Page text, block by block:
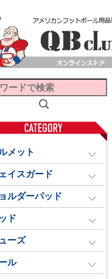
メット
イスガード
ルダーパッド
ド
ーズ
ル